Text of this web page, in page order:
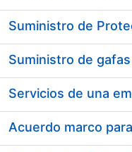
Mostrar/Ocultar
Acuerdo marco